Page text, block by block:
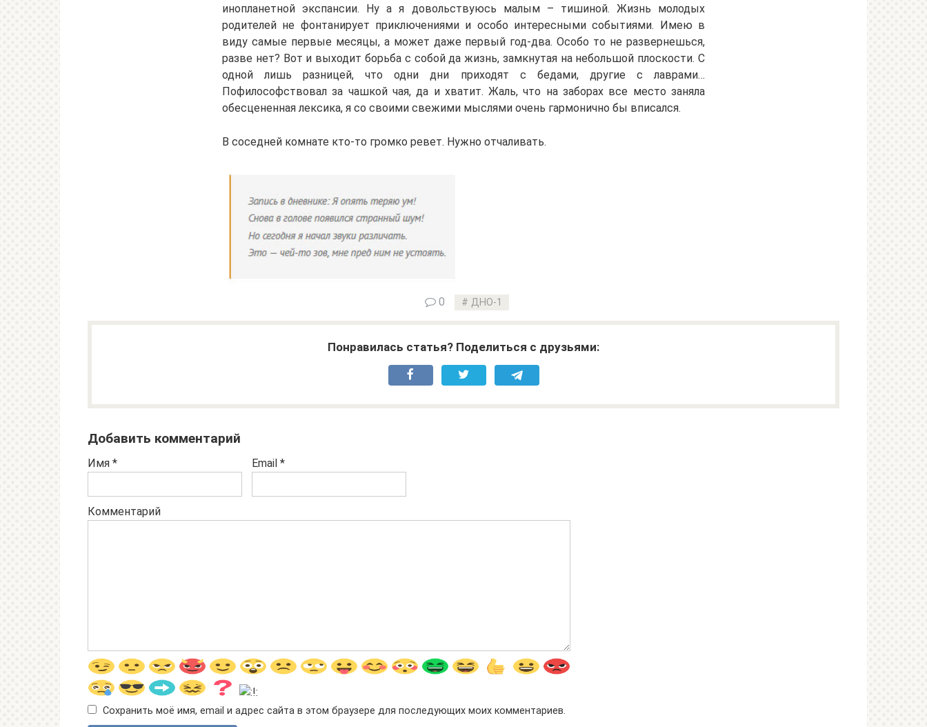
инопланетной экспансии. Ну а я довольствуюсь малым – тишиной. Жизнь молодых
родителей не фонтанирует приключениями и особо интересными событиями. Имею в
виду самые первые месяцы, а может даже первый год-два. Особо то не развернешься,
разве нет? Вот и выходит борьба с собой да жизнь, замкнутая на небольшой плоскости. С
одной лишь разницей, что одни дни приходят с бедами, другие с лаврами…
Пофилософствовал за чашкой чая, да и хватит. Жаль, что на заборах все место заняла
обесцененная лексика, я со своими свежими мыслями очень гармонично бы вписался.
В соседней комнате кто-то громко ревет. Нужно отчаливать.
0 ДНО-1
Понравилась статья? Поделиться с друзьями:
Добавить комментарий
Имя * Email *
Комментарий
Сохранить моё имя, email и адрес сайта в этом браузере для последующих моих комментариев.